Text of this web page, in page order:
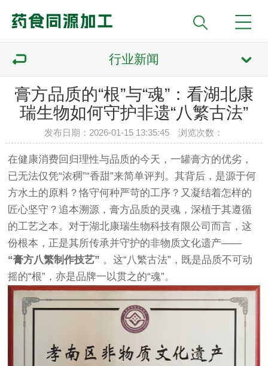
行业新闻
膏方品质的“根”与“魂”：看湖北康
瑞生物如何守护非遗“八繁古法”
发布日期：2026-01-15 13:35:45 浏览次数：
在健康消费回归理性与品质的今天，一罐膏方的优劣，
已无法仅凭“浓稠”“香甜”来简单评判。其背后，是源于何
方水土的原料？恪守何种严苛的工序？又凝结着怎样的
匠心坚守？追本溯源，膏方品质的灵魂，深植于其遵循
的工艺之本。对于湖北康瑞生物科技有限公司而言，这
份根本，正是其所传承并守护的非物质文化遗产——
“膏方八繁制作技艺” 。这“八繁古法”，既是品质不可动
摇的“根”，亦是品牌一以贯之的“魂”。